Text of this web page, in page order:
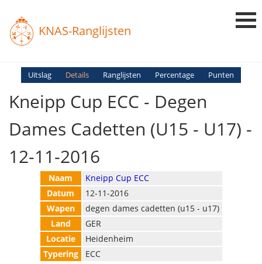
KNAS-Ranglijsten
Login
Uitslag Details Ranglijsten Percentage Punten
Kneipp Cup ECC - Degen
Dames Cadetten (U15 - U17) -
12-11-2016
Naam
Kneipp Cup ECC
Datum
12-11-2016
Wapen
degen dames cadetten (u15 - u17)
Land
GER
Locatie
Heidenheim
Typering
ECC